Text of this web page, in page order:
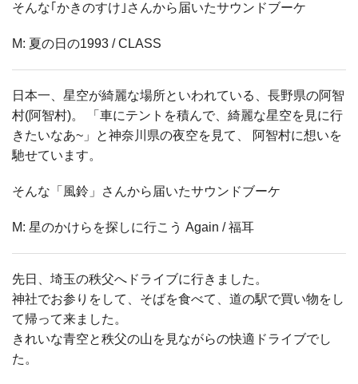
そんな｢かきのすけ｣さんから届いたサウンドブーケ
M: 夏の日の1993 / CLASS
日本一、星空が綺麗な場所といわれている、長野県の阿智
村(阿智村)。 「車にテントを積んで、綺麗な星空を見に行
きたいなあ~」と神奈川県の夜空を見て、 阿智村に想いを
馳せています。
そんな「風鈴」さんから届いたサウンドブーケ
M: 星のかけらを探しに行こう Again / 福耳
先日、埼玉の秩父へドライブに行きました。
神社でお参りをして、そばを食べて、道の駅で買い物をし
て帰って来ました。
きれいな青空と秩父の山を見ながらの快適ドライブでし
た。